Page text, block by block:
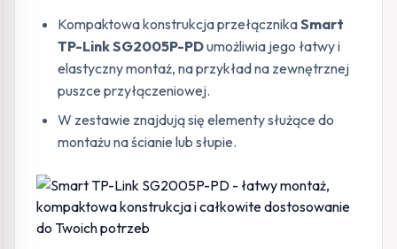
Kompaktowa konstrukcja przełącznikaSmart
TP-Link SG2005P-PDumożliwia jego łatwy i
elastyczny montaż, na przykład na zewnętrznej
puszce przyłączeniowej.
W zestawie znajdują się elementy służące do
montażu na ścianie lub słupie.